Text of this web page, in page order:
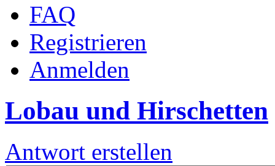
FAQ
Registrieren
Anmelden
Lobau und Hirschetten
Antwort erstellen